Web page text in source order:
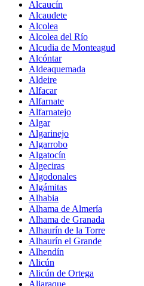
Alcaucín
Alcaudete
Alcolea
Alcolea del Río
Alcudia de Monteagud
Alcóntar
Aldeaquemada
Aldeire
Alfacar
Alfarnate
Alfarnatejo
Algar
Algarinejo
Algarrobo
Algatocín
Algeciras
Algodonales
Algámitas
Alhabia
Alhama de Almería
Alhama de Granada
Alhaurín de la Torre
Alhaurín el Grande
Alhendín
Alicún
Alicún de Ortega
Aljaraque